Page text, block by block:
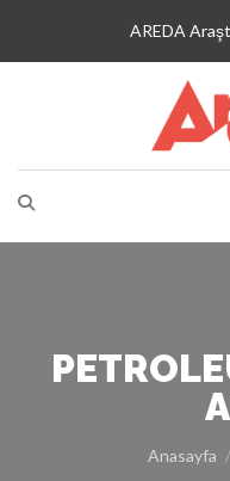
AREDA
Anasayfa